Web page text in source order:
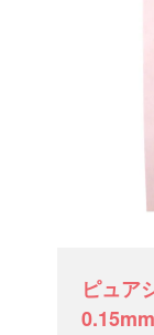
ピュ
0.15mm